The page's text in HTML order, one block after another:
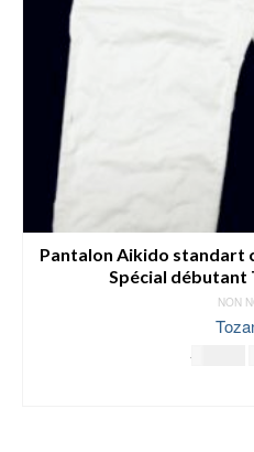
Pantalon Aikido standart
Spécial débutant
NON
49.00